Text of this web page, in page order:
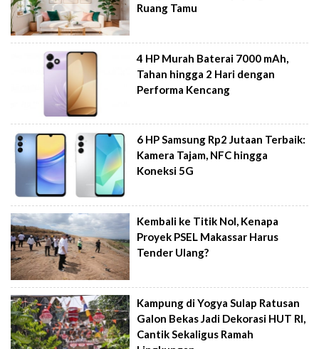
Ruang Tamu
4 HP Murah Baterai 7000 mAh,
Tahan hingga 2 Hari dengan
Performa Kencang
6 HP Samsung Rp2 Jutaan Terbaik:
Kamera Tajam, NFC hingga
Koneksi 5G
Kembali ke Titik Nol, Kenapa
Proyek PSEL Makassar Harus
Tender Ulang?
Kampung di Yogya Sulap Ratusan
Galon Bekas Jadi Dekorasi HUT RI,
Cantik Sekaligus Ramah